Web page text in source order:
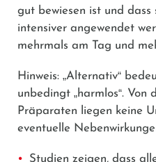
gut bewiesen ist und
intensiver angewendet
mehrmals am Tag und
Hinweis: „Alternativ“
unbedingt „harmlos“. Von
Präparaten liegen keine
eventuelle
Studien zeigen, dass